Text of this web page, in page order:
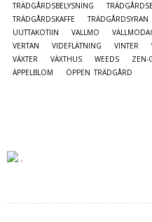
TRÄDGÅRDSBELYSNING
TRÄDGÅRDSKAFFE
TRÄDGÅRDSYRAN
UUTTAKOTIIN
VALLMO
VERTAN
VIDEFLÄTNING VINTER
VÄXTER
VÄXTHUS WEEDS ZEN-
ÄPPELBLOM
ÖPPEN TRÄDGÅRD